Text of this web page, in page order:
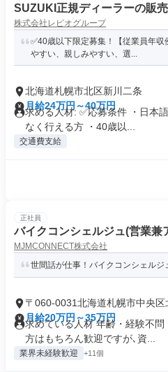
SUZUKI正規ディーラーの販
株式会社レピオグループ
✅40歳以下限定募集！【従業員年
やすい、親しみやすい、選...
北海道札幌市北区新川二条
月給24万円～40万円
求める人材: ✅応募条件 ・日本
なく行える方 ・40歳以...
交通費支給
正社員
バイクコンシェルジュ(営業兼
MJMCONNECT株式会社
世間話が仕事！バイクコンシェルジ
〒060-0031北海道札幌市中央区
月給20万円～35万円
求めている人材 年齢・経験不
方はもちろん歓迎ですが､資...
業界未経験歓迎 +11個